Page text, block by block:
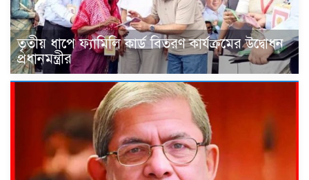
তৃতীয় ধাপে ফ্যামিলি কার্ড বিতরণ কার্যক্রমের উদ্বোধন
প্রধানমন্ত্রীর